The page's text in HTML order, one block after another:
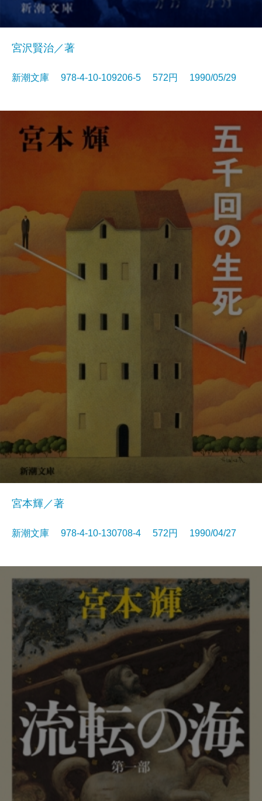
宮沢賢治／著
新潮文庫 978-4-10-109206-5 572円 1990/05/29
宮本輝／著
新潮文庫 978-4-10-130708-4 572円 1990/04/27